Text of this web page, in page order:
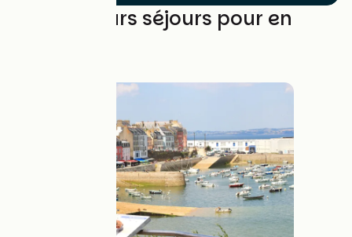
Les meilleurs séjours pour en